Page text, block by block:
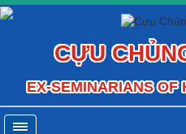
CỰU
EX-SEMINARIANS OF